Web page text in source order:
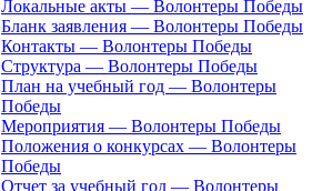
Локальные акты — Волонтеры Победы
Бланк заявления — Волонтеры Победы
Контакты — Волонтеры Победы
Структура — Волонтеры Победы
План на учебный год — Волонтеры
Победы
Мероприятия — Волонтеры Победы
Положения о конкурсах — Волонтеры
Победы
Отчет за учебный год — Волонтеры